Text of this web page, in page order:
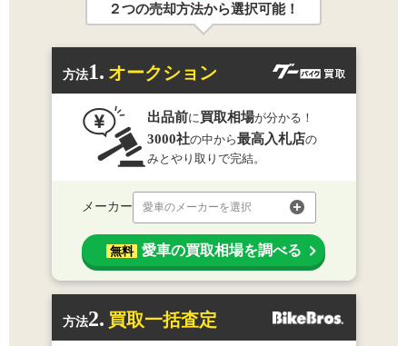
２つの売却方法から選択可能！
方法1. オークション
出品前に 買取相場が分かる！
3000社の中から最高入札店の
みとやり取りで完結。
メーカー 愛車のメーカーを選択
無料 愛車の買取相場を調べる
方法2. 買取一括査定